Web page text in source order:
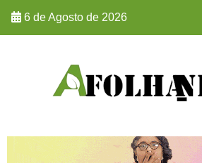
6 de Agosto de 2026